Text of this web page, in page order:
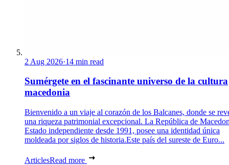
2 Aug 2026·14 min read
Sumérgete en el fascinante universo de la cultura
macedonia
Bienvenido a un viaje al corazón de los Balcanes, donde se
una riqueza patrimonial excepcional. La República de
Estado independiente desde 1991, posee una identidad única
moldeada por siglos de historia.Este país del sureste de Euro...
ArticlesRead more